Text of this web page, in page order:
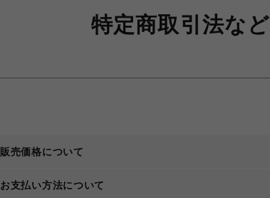
特定商取引法など
販売価格について
お支払い方法について